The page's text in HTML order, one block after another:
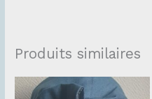
Produits similaires